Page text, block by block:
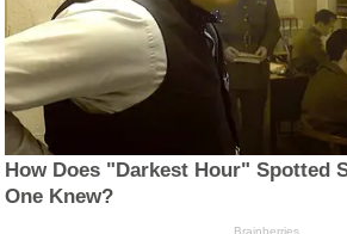
How Does "Darkest Hour" Spotted
One Knew?
Brainberries